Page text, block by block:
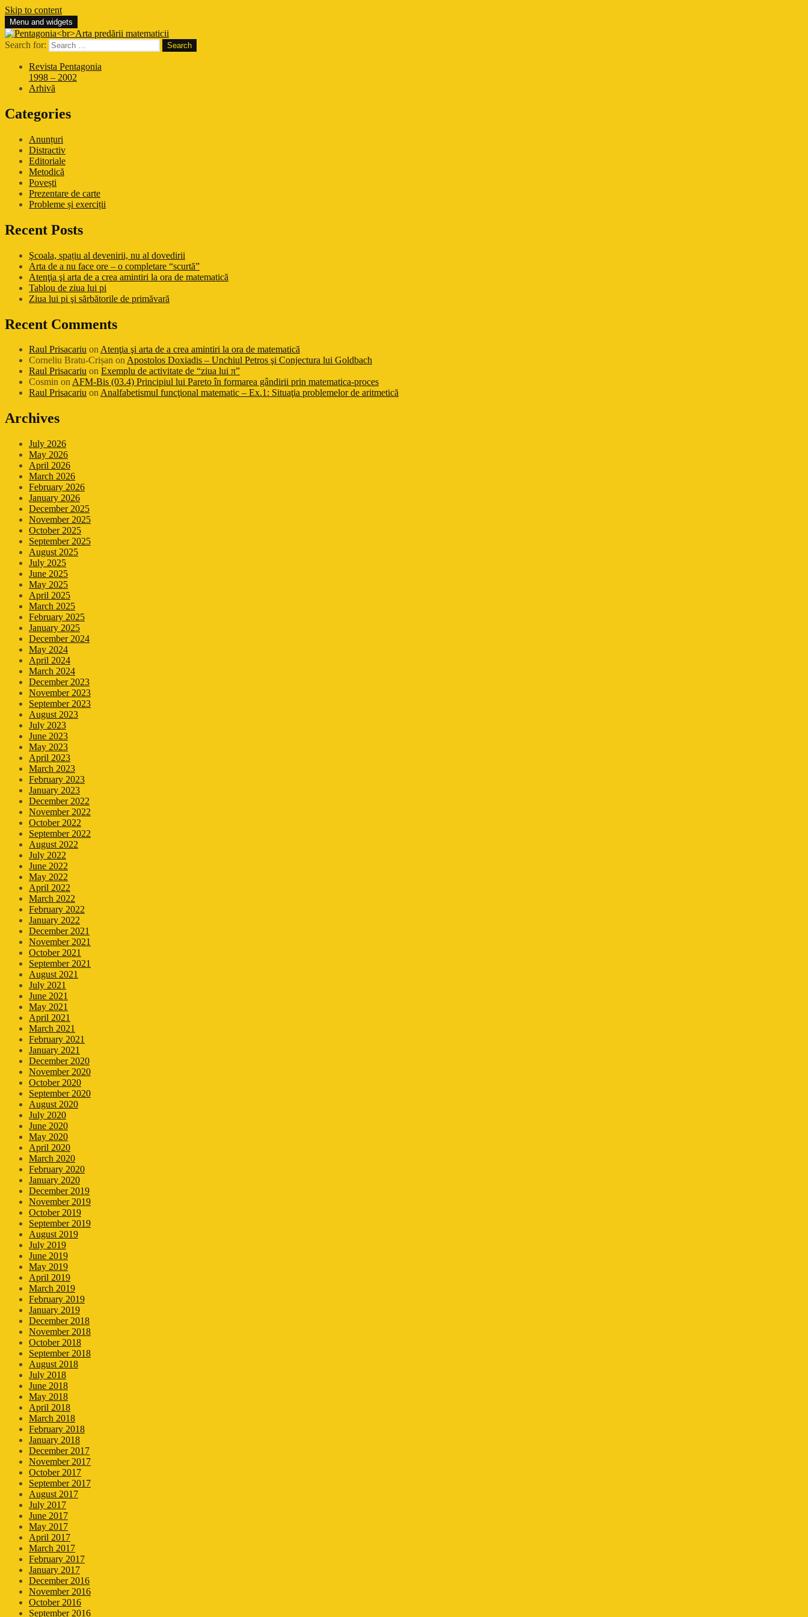
Skip to content
Pentagonia
Arta predării matematicii
Menu and widgets
Search for:
Revista Pentagonia
1998 – 2002
Arhivă
Categories
Anunțuri
Distractiv
Editoriale
Metodică
Povești
Prezentare de carte
Probleme și exerciții
Recent Posts
Şcoala, spațiu al devenirii, nu al dovedirii
Arta de a nu face ore – o completare “scurtă”
Atenţia şi arta de a crea amintiri la ora de matematică
Tablou de ziua lui pi
Ziua lui pi şi sărbătorile de primăvară
Recent Comments
Raul Prisacariu onAtenţia şi arta de a crea amintiri la ora de matematică
Corneliu Bratu-Crișan onApostolos Doxiadis – Unchiul Petros şi Conjectura lui Goldbach
Raul Prisacariu on Exemplu de activitate de “ziua lui π”
Cosmin onAFM-Bis (03.4) Principiul lui Pareto în formarea gândirii prin matematica-proces
Raul Prisacariu onAnalfabetismul funcţional matematic – Ex.1: Situaţia problemelor de aritmetică
Archives
July 2026
May 2026
April 2026
March 2026
February 2026
January 2026
December 2025
November 2025
October 2025
September 2025
August 2025
July 2025
June 2025
May 2025
April 2025
March 2025
February 2025
January 2025
December 2024
May 2024
April 2024
March 2024
December 2023
November 2023
September 2023
August 2023
July 2023
June 2023
May 2023
April 2023
March 2023
February 2023
January 2023
December 2022
November 2022
October 2022
September 2022
August 2022
July 2022
June 2022
May 2022
April 2022
March 2022
February 2022
January 2022
December 2021
November 2021
October 2021
September 2021
August 2021
July 2021
June 2021
May 2021
April 2021
March 2021
February 2021
January 2021
December 2020
November 2020
October 2020
September 2020
August 2020
July 2020
June 2020
May 2020
April 2020
March 2020
February 2020
January 2020
December 2019
November 2019
October 2019
September 2019
August 2019
July 2019
June 2019
May 2019
April 2019
March 2019
February 2019
January 2019
December 2018
November 2018
October 2018
September 2018
August 2018
July 2018
June 2018
May 2018
April 2018
March 2018
February 2018
January 2018
December 2017
November 2017
October 2017
September 2017
August 2017
July 2017
June 2017
May 2017
April 2017
March 2017
February 2017
January 2017
December 2016
November 2016
October 2016
September 2016